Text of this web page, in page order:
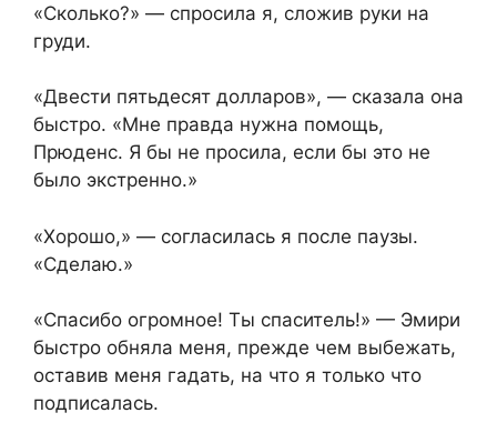
«Сколько?» — спросила я, сложив руки на
груди.
«Двести пятьдесят долларов», — сказала она
быстро. «Мне правда нужна помощь,
Прюденс. Я бы не просила, если бы это не
было экстренно.»
«Хорошо,» — согласилась я после паузы.
«Сделаю.»
«Спасибо огромное! Ты спаситель!» — Эмири
быстро обняла меня, прежде чем выбежать,
оставив меня гадать, на что я только что
подписалась.